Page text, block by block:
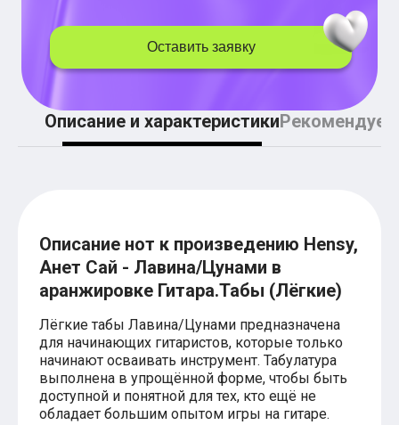
Легкие аккорды (простые песни)
Аккорды со словами (вокал)
BEARWOLF
Мари Краймбрери
Комната культуры
XOLIDAYBOY
Сергей Лазарев
Ёлка
Анжелика Варум
Леонид Агутин
Тематические
Из фильмов
Аватар: Путь воды
Титаник
Гарри Поттер
Хатико
Оставить заявку
Описание и характеристикиРекомендуем
Описание нот к произведению Hensy,
Анет Сай - Лавина/Цунами в
аранжировке Гитара.Табы (Лёгкие)
Лёгкие табы Лавина/Цунами предназначена
для начинающих гитаристов, которые только
начинают осваивать инструмент. Табулатура
выполнена в упрощённой форме, чтобы быть
доступной и понятной для тех, кто ещё не
обладает большим опытом игры на гитаре.